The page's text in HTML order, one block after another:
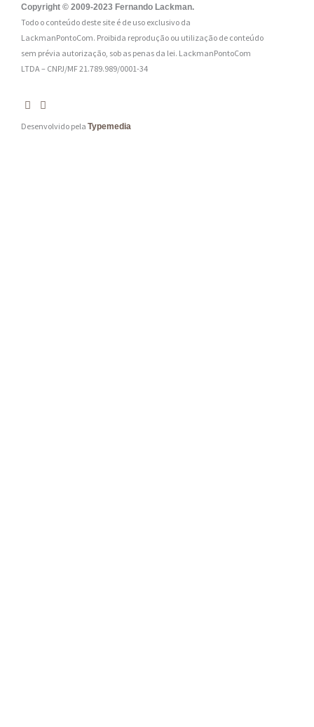
:
*
Copyright © 2009-2023 Fernando Lackman.
Todo o conteúdo deste site é de uso exclusivo da
LackmanPontoCom. Proibida reprodução ou utilização de conteúdo
sem prévia autorização, sob as penas da lei. LackmanPontoCom
LTDA – CNPJ/MF 21.789.989/0001-34
Desenvolvido pela Typemedia